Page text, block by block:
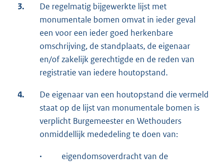
3.
De regelmatig bijgewerkte lijst met
monumentale bomen omvat in ieder geval
een voor een ieder goed herkenbare
omschrijving, de standplaats, de eigenaar
en/of zakelijk gerechtigde en de reden van
registratie van iedere houtopstand.
4.
De eigenaar van een houtopstand die vermeld
staat op de lijst van monumentale bomen is
verplicht Burgemeester en Wethouders
onmiddellijk mededeling te doen van:
·
eigendomsoverdracht van de